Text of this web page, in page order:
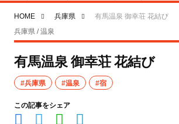
HOME 兵庫県
有馬温泉 御幸荘 花結び
兵庫県 / 温泉
有馬温泉 御幸荘 花結び
#兵庫県 #温泉 #宿
この記事をシェア